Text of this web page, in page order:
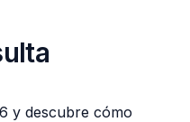
y descubre cómo